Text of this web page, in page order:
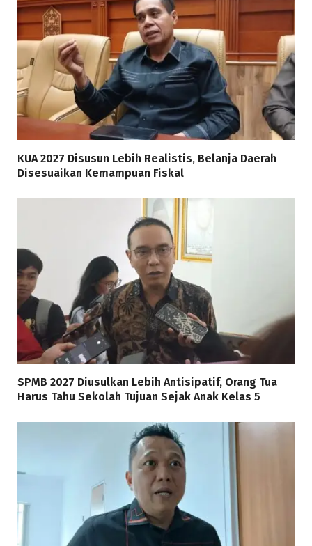
KUA 2027 Disusun Lebih Realistis, Belanja Daerah
Disesuaikan Kemampuan Fiskal
SPMB 2027 Diusulkan Lebih Antisipatif, Orang Tua
Harus Tahu Sekolah Tujuan Sejak Anak Kelas 5